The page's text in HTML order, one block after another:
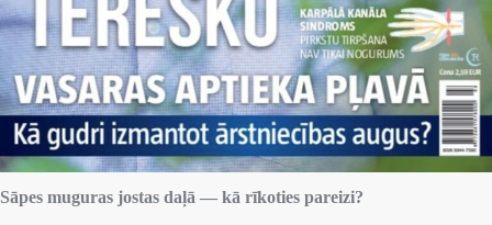
Sāpes muguras jostas daļā — kā rīkoties pareizi?